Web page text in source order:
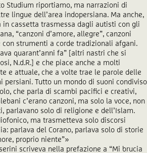
Studium riportiamo, ma narrazioni di
lingue dell’area indopersiana. Ma anche,
in cassetta trasmessa dagli autisti con gli
“canzoni d’amore, allegre”, canzoni
con strumenti a corde tradizionali afgani.
quarant’anni fa” [altri nastri che si
N.d.R.] e che piace anche a molti
e attuale, che a volte trae le parole delle
persiani. Tutto un mondo di suoni condiviso
che parla di scambi pacifici e creativi,
c’erano canzoni, ma solo la voce, non
parlavano solo di religione e dell’Islam.
ma trasmetteva solo discorsi
parlava del Corano, parlava solo di storie
proprio niente”»
scriveva nella prefazione a “Mi brucia